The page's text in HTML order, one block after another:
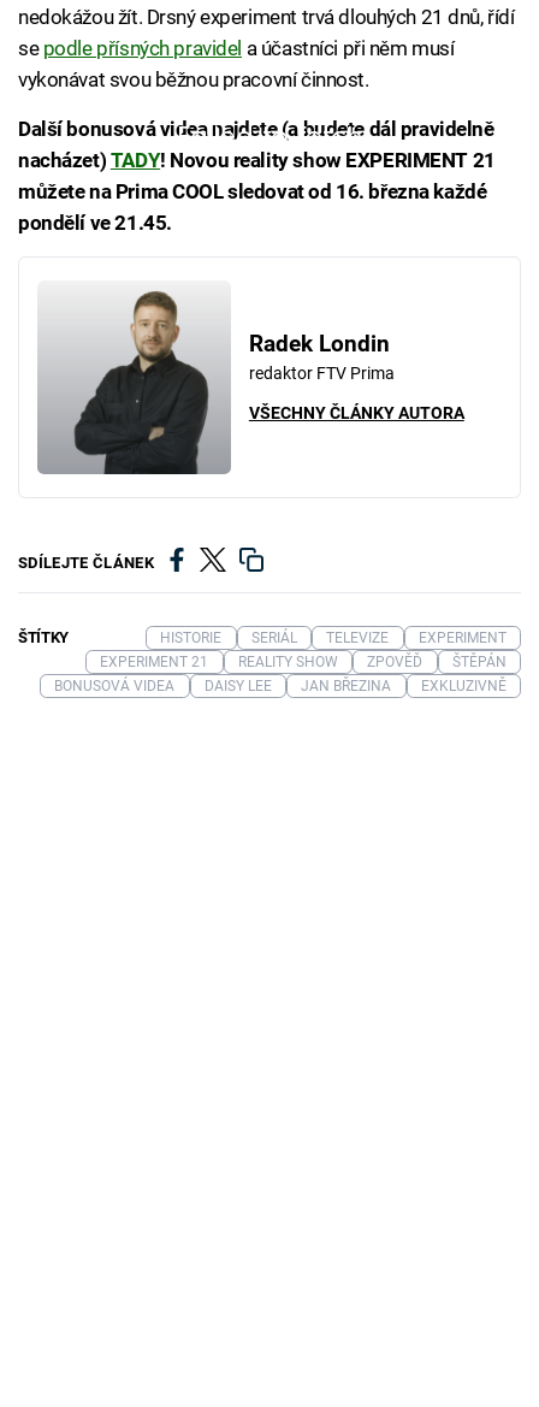
nedokážou žít. Drsný experiment trvá dlouhých 21 dnů, řídí
se podle přísných pravidel a účastníci při něm musí
vykonávat svou běžnou pracovní činnost.
Failed to fetch
Další bonusová videa najdete (a budete dál pravidelně
nacházet) TADY! Novou reality show EXPERIMENT 21
můžete na Prima COOL sledovat od 16. března každé
pondělí ve 21.45.
Radek Londin
redaktor FTV Prima
VŠECHNY ČLÁNKY AUTORA
SDÍLEJTE ČLÁNEK
ŠTÍTKY HISTORIE SERIÁL TELEVIZE
EXPERIMENT
EXPERIMENT 21
REALITY SHOW ZPOVĚĎ
ŠTĚPÁN
BONUSOVÁ VIDEA
DAISY LEE JAN BŘEZINA EXKLUZIVNĚ